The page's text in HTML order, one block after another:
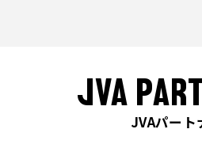
JVA
JVAパート